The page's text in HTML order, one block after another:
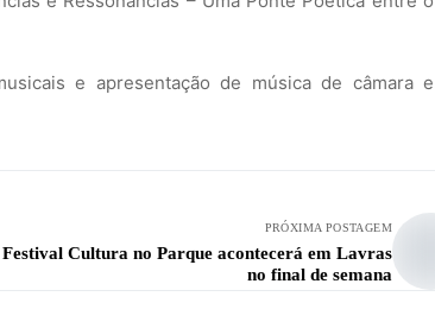
e apresentação de música de câmara e
PRÓXIMA POSTAGEM
Festival Cultura no Parque acontecerá em Lavras
no final de semana